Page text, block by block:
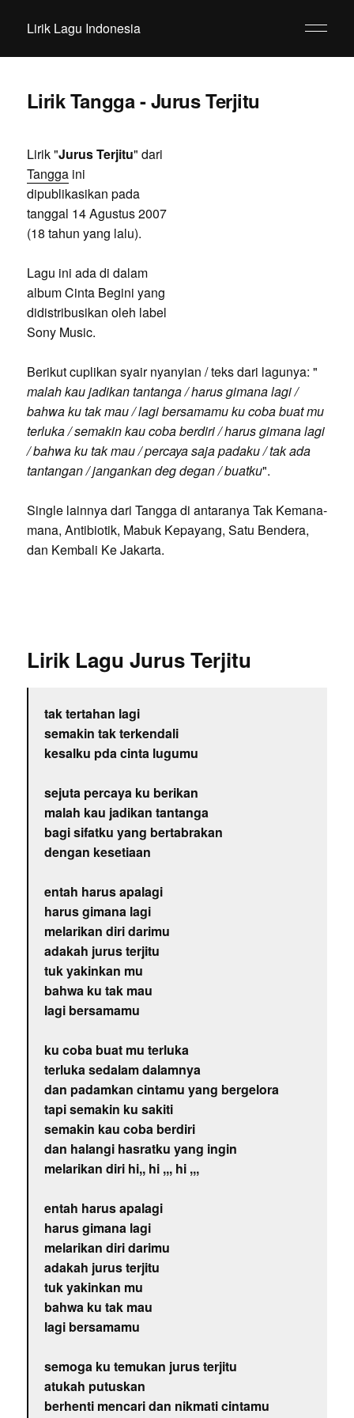
Lirik Lagu Indonesia
Lirik Tangga - Jurus Terjitu
Lirik "Jurus Terjitu" dari
Tanggaini
dipublikasikan pada
tanggal 14 Agustus 2007
(18 tahun yang lalu).
Lagu ini ada di dalam
album Cinta Begini yang
didistribusikan oleh label
Sony Music.
Berikut cuplikan syair nyanyian / teks dari lagunya: "
malah kau jadikan tantanga / harus gimana lagi /
bahwa ku tak mau / lagi bersamamu ku coba buat mu
terluka / semakin kau coba berdiri / harus gimana lagi
/ bahwa ku tak mau / percaya saja padaku / tak ada
tantangan / jangankan deg degan / buatku".
Single lainnya dari Tangga di antaranya Tak Kemana-
mana, Antibiotik, Mabuk Kepayang, Satu Bendera,
dan Kembali Ke Jakarta.
Lirik Lagu Jurus Terjitu
tak tertahan lagi
semakin tak terkendali
kesalku pda cinta lugumu
sejuta percaya ku berikan
malah kau jadikan tantanga
bagi sifatku yang bertabrakan
dengan kesetiaan
entah harus apalagi
harus gimana lagi
melarikan diri darimu
adakah jurus terjitu
tuk yakinkan mu
bahwa ku tak mau
lagi bersamamu
ku coba buat mu terluka
terluka sedalam dalamnya
dan padamkan cintamu yang bergelora
tapi semakin ku sakiti
semakin kau coba berdiri
dan halangi hasratku yang ingin
melarikan diri hi,, hi ,,, hi ,,,
entah harus apalagi
harus gimana lagi
melarikan diri darimu
adakah jurus terjitu
tuk yakinkan mu
bahwa ku tak mau
lagi bersamamu
semoga ku temukan jurus terjitu
atukah putuskan
berhenti mencari dan nikmati cintamu